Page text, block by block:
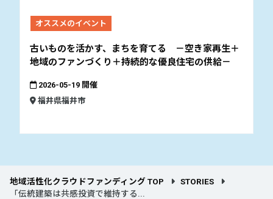
オススメのイベント
古いものを活かす、まちを育てる －空き家再生＋
地域のファンづくり＋持続的な優良住宅の供給－
2026-05-19 開催
福井県福井市
地域活性化クラウドファンディング TOP
STORIES
「伝統建築は共感投資で維持する...